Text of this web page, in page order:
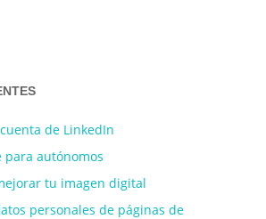
de LinkedIn
para autónomos
tu imagen digital
personales de páginas de